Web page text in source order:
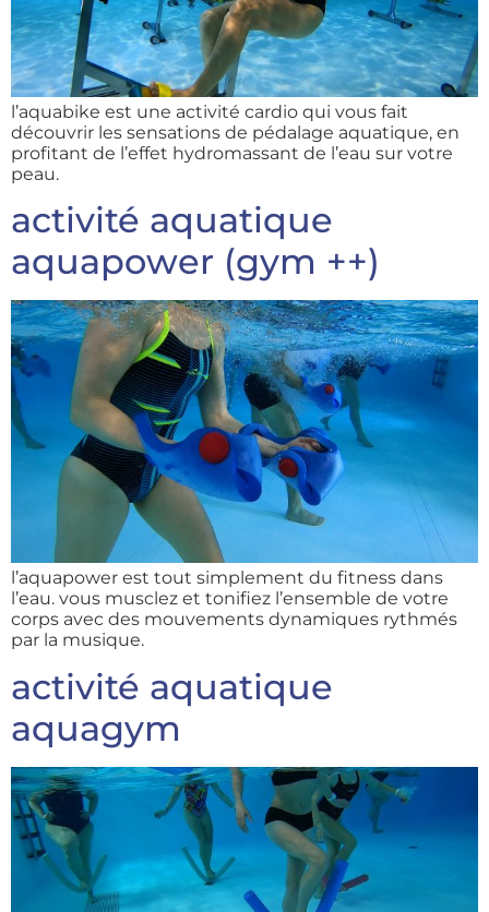
l’aquabike est une activité cardio qui vous fait
découvrir les sensations de pédalage aquatique, en
profitant de l’effet hydromassant de l’eau sur votre
peau.
activité aquatique
aquapower (gym ++)
l’aquapower est tout simplement du fitness dans
l’eau. vous musclez et tonifiez l’ensemble de votre
corps avec des mouvements dynamiques rythmés
par la musique.
activité aquatique
aquagym